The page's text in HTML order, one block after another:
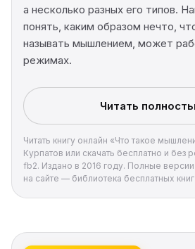
а несколько разных его типов.
понять, каким образом нечто,
называть мышлением, может
режимах.
Читать
Читать книгу онлайн «Что такое
Курпатов или скачать бесплатно и без
fb2. Издано в 2016 году. Полные
на сайте — библиотека бесплатных